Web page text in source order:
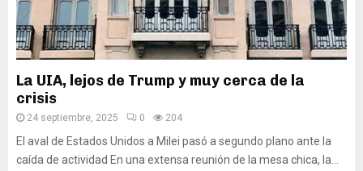
La UIA, lejos de Trump y muy cerca de la
crisis
24 septiembre, 2025 0 204
El aval de Estados Unidos a Milei pasó a segundo plano ante la
caída de actividad En una extensa reunión de la mesa chica, la...